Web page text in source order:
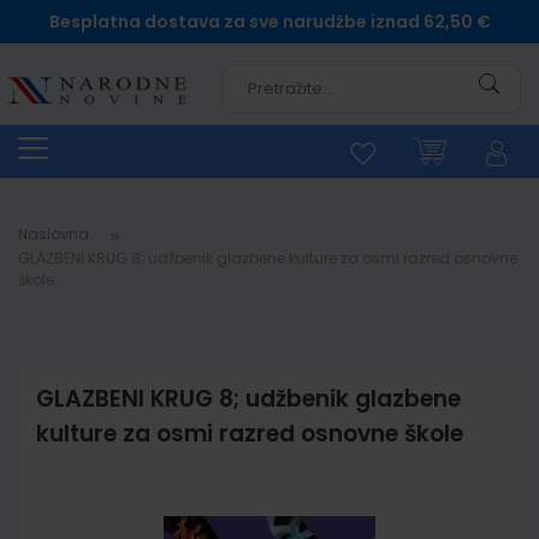
Besplatna dostava za sve narudžbe iznad 62,50 €
Naslovna
GLAZBENI KRUG 8; udžbenik glazbene
kulture za osmi razred osnovne škole